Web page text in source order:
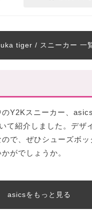
tiger / スニーカー 一
Y2Kスニーカー、
て紹介しました。デザ
で、ぜひシューズボッ
がでしょうか。
asicsをもっと見る